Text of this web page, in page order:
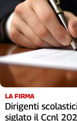
LA FIRMA
Dirigenti
siglato il Ccnl